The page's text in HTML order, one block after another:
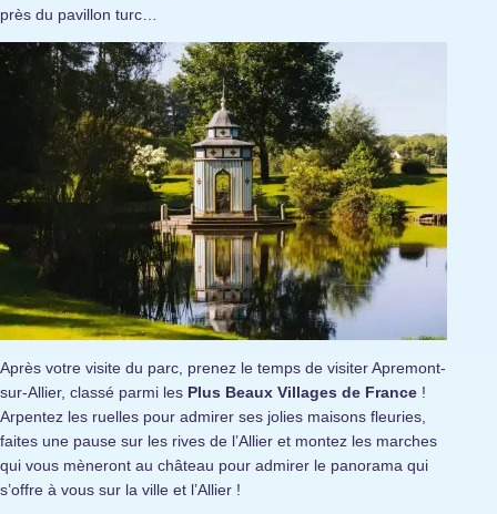
près du pavillon turc…
Après votre visite du parc, prenez le temps de visiter Apremont-
sur-Allier, classé parmi les Plus Beaux Villages de France !
Arpentez les ruelles pour admirer ses jolies maisons fleuries,
faites une pause sur les rives de l’Allier et montez les marches
qui vous mèneront au château pour admirer le panorama qui
s’offre à vous sur la ville et l’Allier !